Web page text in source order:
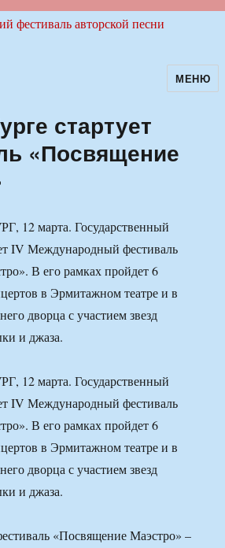
авторскойМЕНЮ
стартует
«Посвящение
12 марта. Государственный
IV Международный фестиваль
В его рамках пройдет 6
в Эрмитажном театре и в
дворца с участием звезд
и джаза.
12 марта. Государственный
IV Международный фестиваль
В его рамках пройдет 6
в Эрмитажном театре и в
дворца с участием звезд
и джаза.
«Посвящение Маэстро» –